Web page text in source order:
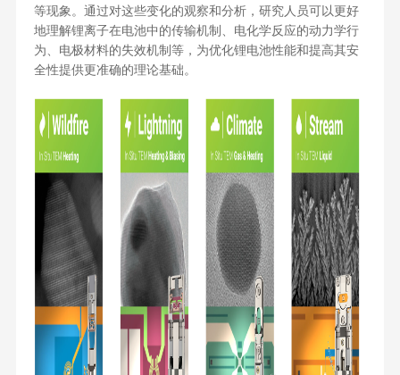
等现象。通过对这些变化的观察和分析，研究人员可以更好
地理解锂离子在电池中的传输机制、电化学反应的动力学行
为、电极材料的失效机制等，为优化锂电池性能和提高其安
全性提供更准确的理论基础。